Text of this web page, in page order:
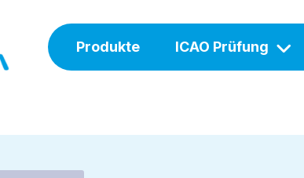
Produkte ICAO Prüfung